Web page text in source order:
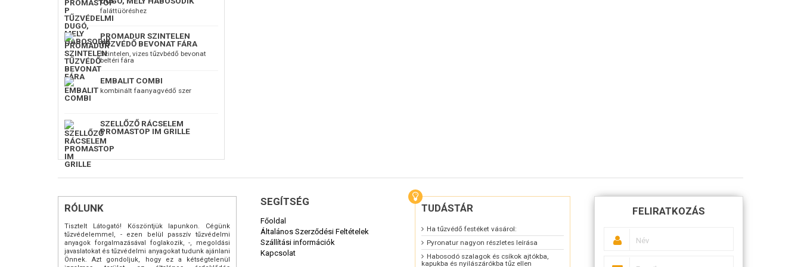
faláttüöréshez
PROMADUR SZINTELEN
TŰZVÉDŐ BEVONAT FÁRA
Szintelen, vizes tűzvbédő bevonat
beltéri fára
EMBALIT COMBI
kombinált faanyagvédő szer
SZELLŐZŐ RÁCSELEM
PROMASTOP IM GRILLE
RÓLUNK
Tisztelt Látogató! Köszöntjük lapunkon. Cégünk
tűzvédelemmel, - ezen belül passzív tűzvédelmi
anyagok forgalmazásával foglakozik, -, megoldási
javaslatokat és tűzvédelmi anyagokat tudunk ajánlani
Önnek. Azt gondoljuk, hogy ez a kétségtelenül
SEGÍTSÉG
Főoldal
Általános Szerződési Feltételek
Szállítási információk
Kapcsolat
TUDÁSTÁR
Ha tűzvédő festéket vásárol:
Pyronatur nagyon részletes leírása
Habosodó szalagok és csíkok ajtókba,
kapukba és nyilászárókba tűz ellen
FELIRATKOZÁS